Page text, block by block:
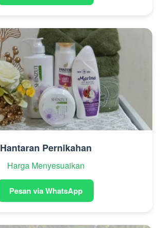
Hantaran Pernikahan
Harga Menyesuaikan
Pesan via WhatsApp